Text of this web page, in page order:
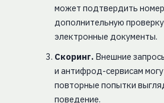
может подтвердить
дополнительную
электронные документы.
Скоринг.Внешние
и антифрод-сервисам
повторные попытки
поведение.